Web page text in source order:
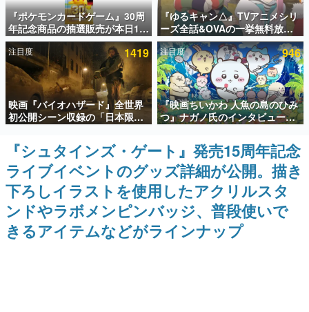
アプリセール情報
インタビュー
連載・特集一覧
殿堂入り記事
SNS拡散数が数千以上！ ページビュー数万以上！ などな
ど。多くの人々に読まれた、電ファミ渾身の“殿堂入り”記
事をまとめました。
ゲームの企画書
名作ゲームクリエイターの方々に製作時のエピソードをお
聞きし、ヒットする企画（ゲーム）とは何か？を探ってい
きます。
赫本
この物語を解いてはいけない。『赫本』は、〈試験問題〉
の形をした短編ホラー小説集です。
『ポケモンカードゲーム』30周
年記念商品の抽選販売が本日12
時より開始。拡張パック「30th
CELEBRATION」のボックス
に、「プレミアムデッキセット
エーフィ・ブラッキー」
「FUTURISTIC BOX」の計3商
品
『ゆるキャン△』TVアニメシリ
ーズ全話&OVAの一挙無料放送
がABEMAで開催決定。8月11日
「山の日」の午前0時から実施
注目度 1419
映画『バイオハザード』全世界
初公開シーン収録の「日本限
定」予告映像が解禁。バイオの
日（8月10日）にあわせて、
「ラクーンシティ総合病院」へ
行く配達人の姿が披露
注目度 946
『映画ちいかわ 人魚の島のひみ
つ』ナガノ氏のインタビューが
解禁。もしまた映画をやれるな
ら「島二郎とオデが取っ組み合
いの喧嘩をする話」にしたいと
回答
『シュタインズ・ゲート』発売15周年記念
ライブイベントのグッズ詳細が公開。描き
下ろしイラストを使用したアクリルスタ
ンドやラボメンピンバッジ、普段使いで
きるアイテムなどがラインナップ